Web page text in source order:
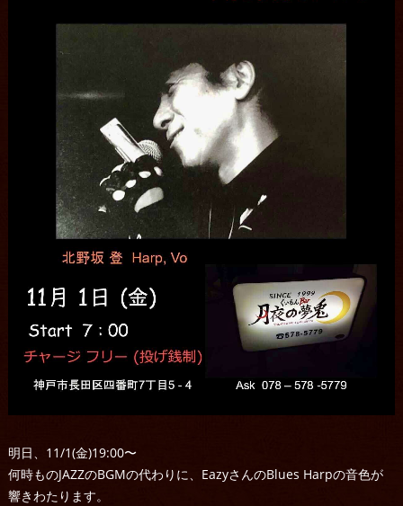
明日、11/1(金)19:00〜
何時ものJAZZのBGMの代わりに、EazyさんのBlues Harpの音色が
響きわたります。